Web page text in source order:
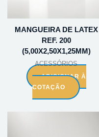
MANGUEIRA DE LATEX
REF. 200
(5,00X2,50X1,25MM)
ACESSÓRIOS
ADICIONAR À
COTAÇÃO